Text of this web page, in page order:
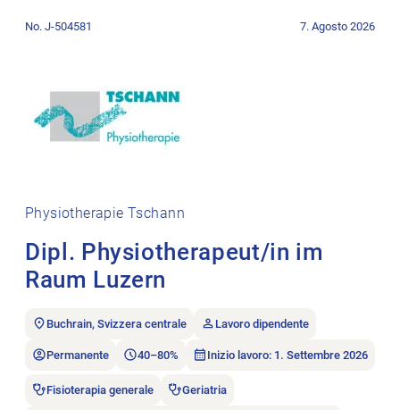
Physiotherapie Tschann
Dipl. Physiotherapeut/in im
Raum Luzern
No. J-504581 7. Agosto 2026
Buchrain, Svizzera centrale Lavoro dipendente
Permanente 40–80% Inizio lavoro: 1. Settembre 2026
Fisioterapia generale Geriatria